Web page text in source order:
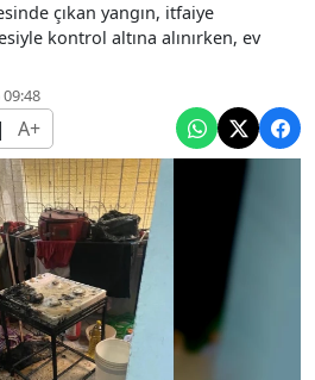
çıkan yangın, itfaiye
kontrol altına alınırken, ev
| A+